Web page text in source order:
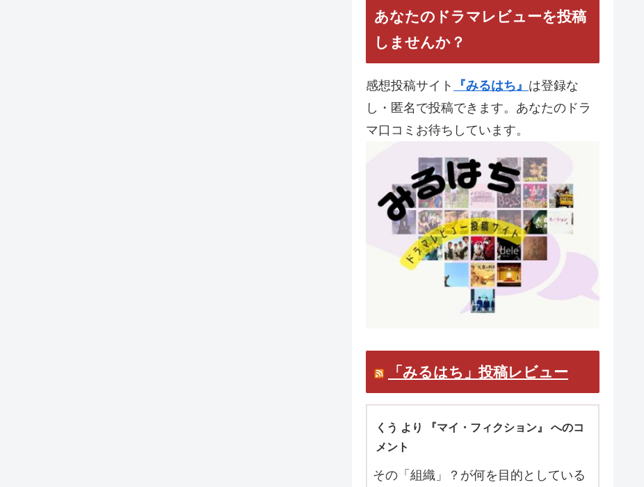
【夜行観覧車】 第10話 最
終回 と統括感想
あなたのドラマレビューを投稿
しませんか？
『みるはち』は登録な
し・匿名で投稿できます。あなたのドラ